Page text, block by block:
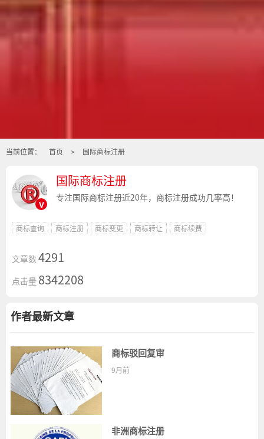
当前位置： 首页 > 国际商标注册
v
国际商标注册
专注国际商标注册近20年，商标注册成功几率高！
商标查询 商标注册 商标变更 商标转让 商标续费
文章数4291
点击量 8342208
作者最新文章
商标驳回复审
9月前
非洲商标注册